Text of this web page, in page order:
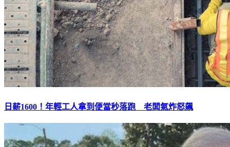
日薪1600！年輕工人拿到便當秒落跑 老闆氣炸怒飆